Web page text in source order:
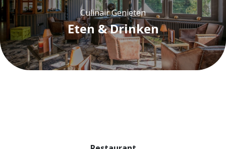
Culinair Genieten
Eten & Drinken